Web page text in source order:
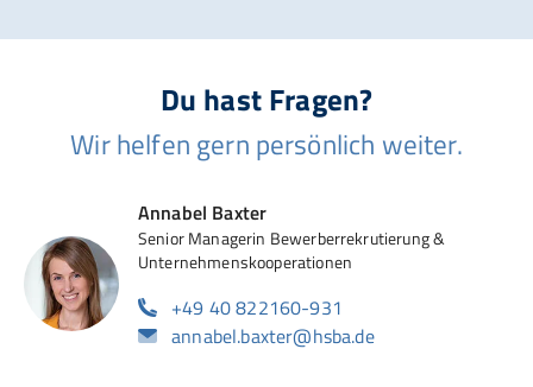
Du hast Fragen?
Wir helfen gern persönlich weiter.
Annabel Baxter
Senior Managerin Bewerberrekrutierung &
Unternehmenskooperationen
+49 40 822160-931
annabel.baxter@hsba.de